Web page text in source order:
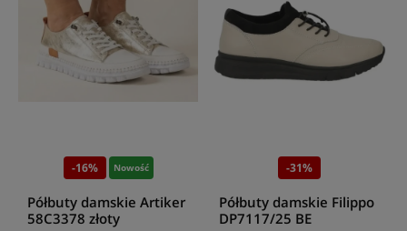
-16% Nowość
Półbuty damskie Artiker
58C3378 złoty
-31%
Półbuty damskie Filippo
DP7117/25 BE